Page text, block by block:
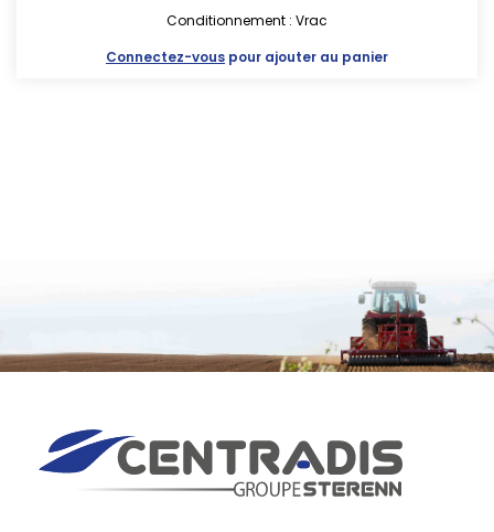
Conditionnement : Vrac
Connectez-vous pour ajouter au panier